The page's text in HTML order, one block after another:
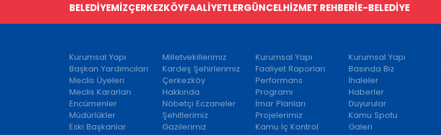
BELEDİYEMİZÇERKEZKÖYFAALİYETLERGÜNCELHİZMET REHBERİE-BELEDİYE
Kurumsal Yapı
Başkan Yardımcıları
Meclis Üyeleri
Meclis Kararları
Encümenler
Müdürlükler
Eski Başkanlar
Milletvekillerimiz
Kardeş Şehirlerimiz
Çerkezköy
Hakkında
Nöbetçi Eczaneler
Şehitlerimiz
Gazilerimiz
Kurumsal Yapı
Faaliyet Raporları
Performans
Programı
İmar Planları
Projelerimiz
Kamu İç Kontrol
Kurumsal Yapı
Basında Biz
İhaleler
Haberler
Duyurular
Kamu Spotu
Galeri